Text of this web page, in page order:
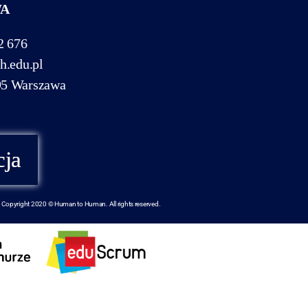
676
Warszawa
Copyright 2020 © Human to Human. All rights reserved.